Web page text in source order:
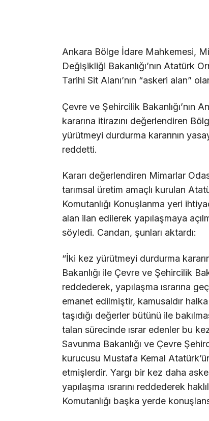
Ankara Bölge İdare Mahkemesi,
Değişikliği Bakanlığı’nın Atatürk
Tarihi Sit Alanı’nın “askeri alan”
Çevre ve Şehircilik Bakanlığı’nın
kararına itirazını değerlendiren
yürütmeyi durdurma kararının
reddetti.
Kararı değerlendiren Mimarlar
tarımsal üretim amaçlı kurulan
Komutanlığı Konuşlanma yeri
alan ilan edilerek yapılaşmaya
söyledi. Candan, şunları aktardı:
“İki kez yürütmeyi durdurma
Bakanlığı ile Çevre ve Şehircilik
reddederek, yapılaşma ısrarına
emanet edilmiştir, kamusaldır
taşıdığı değerler bütünü ile
talan sürecinde ısrar edenler bu
Savunma Bakanlığı ve Çevre
kurucusu Mustafa Kemal
etmişlerdir. Yargı bir kez daha
yapılaşma ısrarını reddederek
Komutanlığı başka yerde